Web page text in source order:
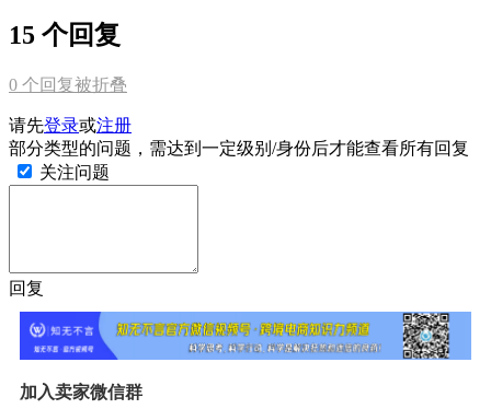
15 个回复
0 个回复被折叠
请先登录或注册
部分类型的问题，需达到一定级别/身份后才能查看所有回复
关注问题
回复
加入卖家微信群